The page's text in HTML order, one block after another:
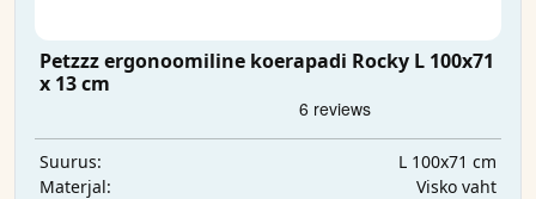
Petzzz ergonoomiline koerapadi Rocky L 100x71
x 13 cm
Suurus:
L 100x71 cm
Materjal:
Visko vaht